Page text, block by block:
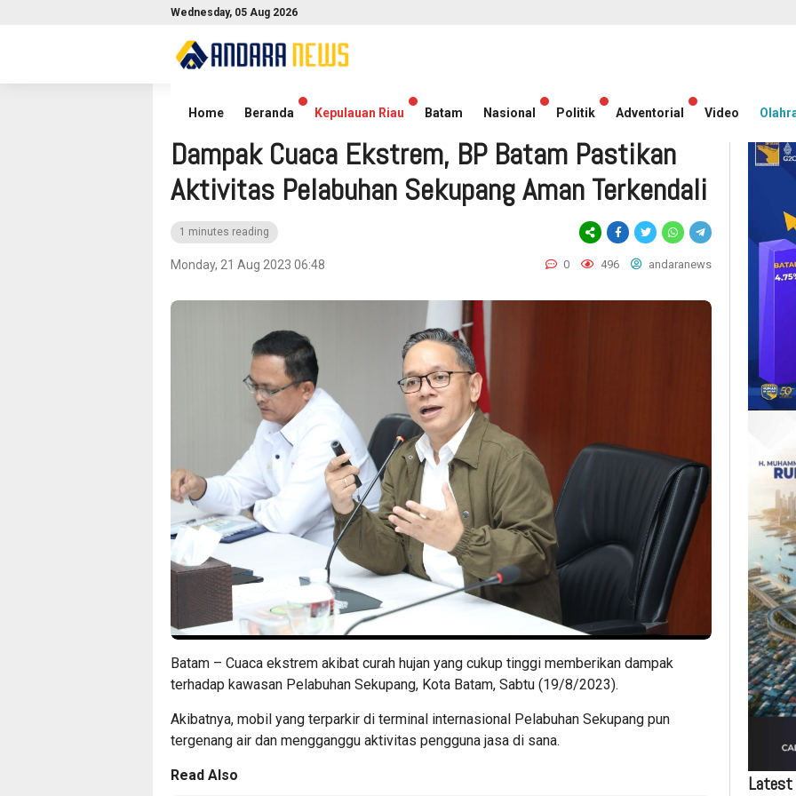
Wednesday, 05 Aug 2026
Home Beranda Kepulauan Riau Batam Nasional Politik Adventorial Video
Dampak Cuaca Ekstrem, BP Batam Pastikan
Aktivitas Pelabuhan Sekupang Aman Terkendali
1 minutes reading
Monday, 21 Aug 2023 06:48 0 496 andaranews
Batam – Cuaca ekstrem akibat curah hujan yang cukup tinggi memberikan dampak
terhadap kawasan Pelabuhan Sekupang, Kota Batam, Sabtu (19/8/2023).
Akibatnya, mobil yang terparkir di terminal internasional Pelabuhan Sekupang pun
tergenang air dan mengganggu aktivitas pengguna jasa di sana.
Read Also